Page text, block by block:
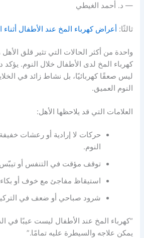
— د. أحمد الغيطي
ثالثًا: أعراض كهرباء المخ عند الأطفال أثناء
واحدة من أكثر الحالات التي تثير قلق
كهرباء المخ لدى الأطفال خلال النوم.
ليس صعقًا كهربائيًا، بل نشاط زائد في
النوم العميق.
العلامات التي قد يلاحظها الأهل:
حركات لا إرادية أو رعشات
النوم.
توقف مؤقت في التنفس أو
استيقاظ مفاجئ مع خوف أو
شرود صباحي أو ضعف في
“كهرباء المخ عند الأطفال ليست عيبًا في
يمكن علاجه والسيطرة عليه تمامًا.”